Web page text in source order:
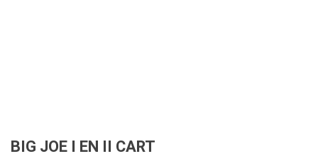
BIG JOE I EN II CART